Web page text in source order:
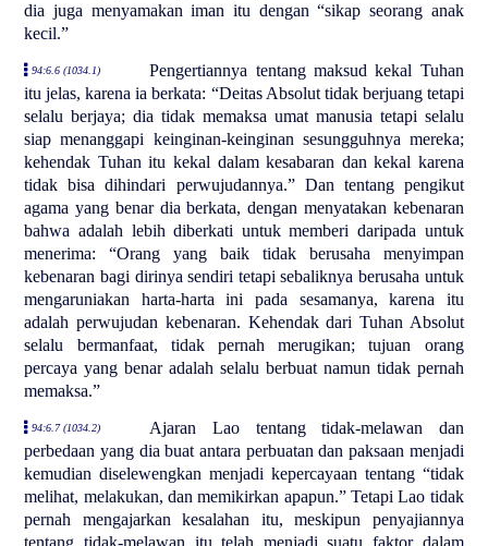
dia juga menyamakan iman itu dengan “sikap seorang anak
kecil.”
94:6.6 (1034.1)
Pengertiannya tentang maksud kekal Tuhan
itu jelas, karena ia berkata: “Deitas Absolut tidak berjuang tetapi
selalu berjaya; dia tidak memaksa umat manusia tetapi selalu
siap menanggapi keinginan-keinginan sesungguhnya mereka;
kehendak Tuhan itu kekal dalam kesabaran dan kekal karena
tidak bisa dihindari perwujudannya.” Dan tentang pengikut
agama yang benar dia berkata, dengan menyatakan kebenaran
bahwa adalah lebih diberkati untuk memberi daripada untuk
menerima: “Orang yang baik tidak berusaha menyimpan
kebenaran bagi dirinya sendiri tetapi sebaliknya berusaha untuk
mengaruniakan harta-harta ini pada sesamanya, karena itu
adalah perwujudan kebenaran. Kehendak dari Tuhan Absolut
selalu bermanfaat, tidak pernah merugikan; tujuan orang
percaya yang benar adalah selalu berbuat namun tidak pernah
memaksa.”
94:6.7 (1034.2)
Ajaran Lao tentang tidak-melawan dan
perbedaan yang dia buat antara perbuatan dan paksaan menjadi
kemudian diselewengkan menjadi kepercayaan tentang “tidak
melihat, melakukan, dan memikirkan apapun.” Tetapi Lao tidak
pernah mengajarkan kesalahan itu, meskipun penyajiannya
tentang tidak-melawan itu telah menjadi suatu faktor dalam